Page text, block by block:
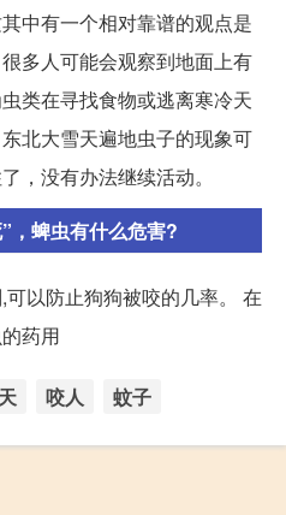
中有一个相对靠谱的观点是
多人可能会观察到地面上有
类在寻找食物或逃离寒冷天
北大雪天遍地虫子的现象可
，没有办法继续活动。
，蜱虫有什么危害?
以防止狗狗被咬的几率。 在
药用
咬人 蚊子